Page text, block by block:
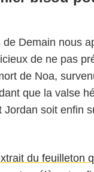
de Demain nous
de ne pas
de Noa,
que la valse
Jordan soit enfin
du feuilleton